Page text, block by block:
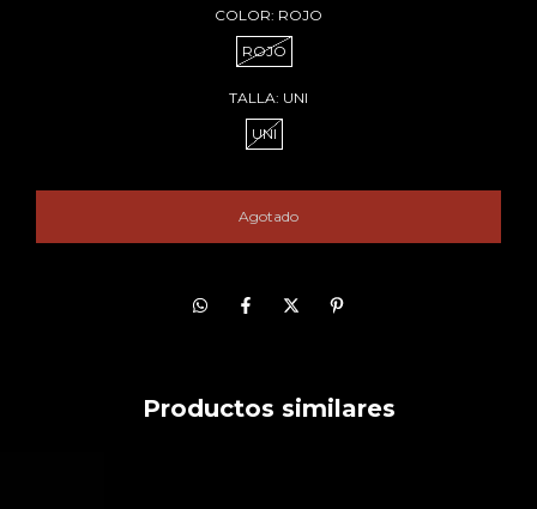
COLOR: ROJO
ROJO
TALLA: UNI
UNI
Productos similares